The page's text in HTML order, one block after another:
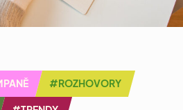
AI v marketingu
#ROZHOVORY